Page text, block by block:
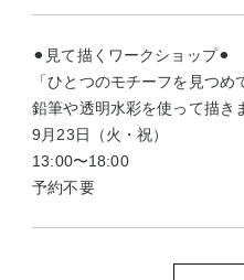
⚫︎見て描くワークショップ⚫︎
「ひとつのモチーフを見つめ
鉛筆や透明水彩を使って描き
9月23日（火・祝）
13:00〜18:00
予約不要